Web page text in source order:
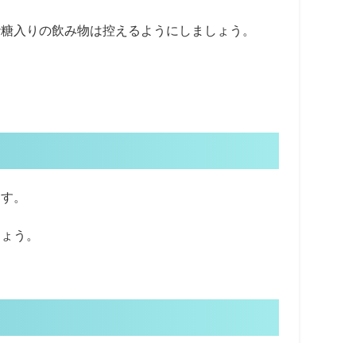
入りの飲み物は控えるようにしましょう。
。
う。